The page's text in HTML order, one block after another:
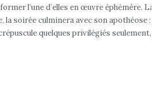
l’une d’elles en œuvre éphémère.
soirée culminera avec son
quelques privilégiés